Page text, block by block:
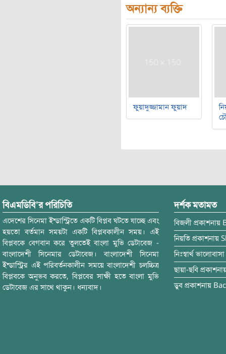
অন্যান্য ব্যক্তি
ফুয়াদুজ্জামান ফুয়াদ
বিএমডিবি’র পরিচিতি
এদেশের সিনেমা ইন্ডাস্ট্রিতে একটি বিপ্লব ঘটতে যাচ্ছে এবং
হয়তো বর্তমান সময়টা একটি বিপ্লবকালীন সময়। এই
বিপ্লবকে বেগবান করে তুলতেই বাংলা মুভি ডেটাবেজ -
বাংলাদেশী সিনেমার ডেটাবেজ। বাংলাদেশী সিনেমা
ইন্ডাস্ট্রির এই পরিবর্তনকালীন সময়ে বাংলাদেশী চলচ্চিত্র
বিপ্লবকে অনুভব করতে, বিপ্লবের সাক্ষী হতে বাংলা মুভি
ডেটাবেজ এর সাথে থাকুন। ধন্যবাদ।
দর্শক মতামত
বিজলী প্রকাশনায়
নিয়তি প্রকাশনায়
নিঃস্বার্থ ভালোবাসা
ছায়া-ছবি
ডুব প্রকাশনায়